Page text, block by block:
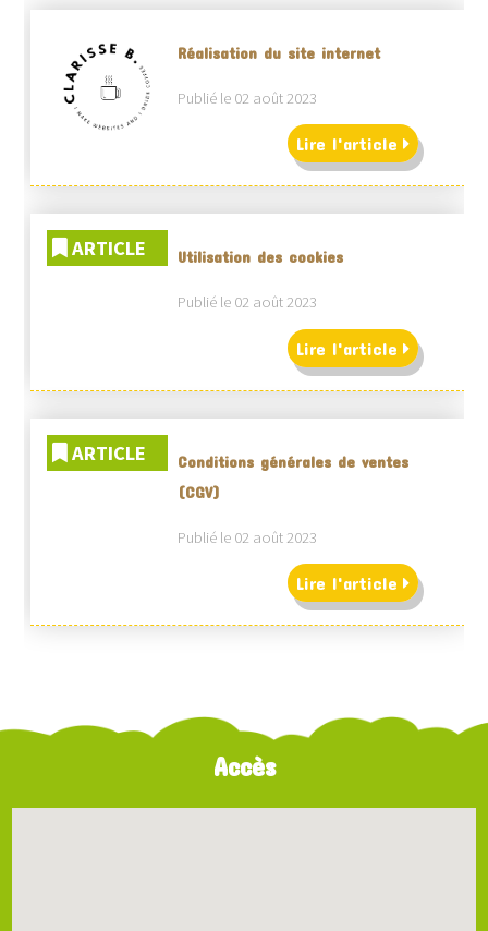
Réalisation du site internet
Publié le 02 août 2023
Lire l'article
ARTICLE Utilisation des cookies
Publié le 02 août 2023
Lire l'article
ARTICLE
Conditions générales de ventes
(CGV)
Publié le 02 août 2023
Lire l'article
Accès